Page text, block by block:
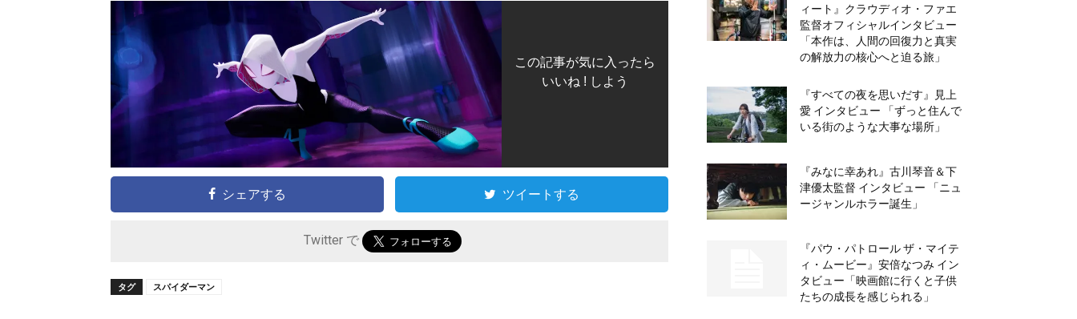
この記事が気に入ったら
いいね ! しよう
シェアする ツイートする
Twitter で
タグ スパイダーマン
ィート』クラウディオ・ファエ
監督オフィシャルインタビュー
「本作は、人間の回復力と真実
の解放力の核心へと迫る旅」
『すべての夜を思いだす』見上
愛 インタビュー 「ずっと住んで
いる街のような大事な場所」
『みなに幸あれ』古川琴音＆下
津優太監督 インタビュー 「ニュ
ージャンルホラー誕生」
『パウ・パトロール ザ・マイテ
ィ・ムービー』安倍なつみ イン
タビュー「映画館に行くと子供
たちの成長を感じられる」